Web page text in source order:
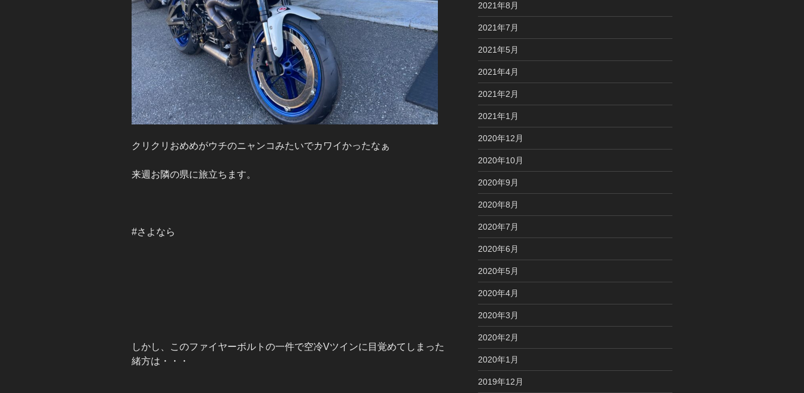
クリクリおめめがウチのニャンコみたいでカワイかったなぁ
来週お隣の県に旅立ちます。
#さよなら
しかし、このファイヤーボルトの一件で空冷Vツインに目覚めてしまった
緒方は・・・
2021年8月
2021年7月
2021年5月
2021年4月
2021年2月
2021年1月
2020年12月
2020年10月
2020年9月
2020年8月
2020年7月
2020年6月
2020年5月
2020年4月
2020年3月
2020年2月
2020年1月
2019年12月